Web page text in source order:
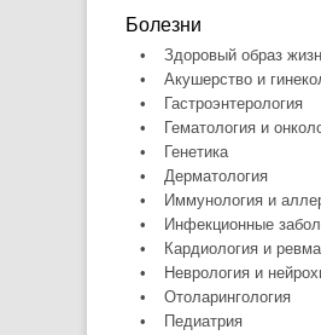
Болезни
•
Здоровый образ
•
Акушерство и
•
Гастроэнтерология
•
Гематология и
•
Генетика
•
Дерматология
•
Иммунология и
•
Инфекционные
•
Кардиология и
•
Неврология и
•
Отоларингология
•
Педиатрия